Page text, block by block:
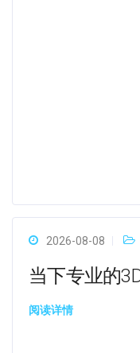
2026-08-08
当下专业的
阅读详情